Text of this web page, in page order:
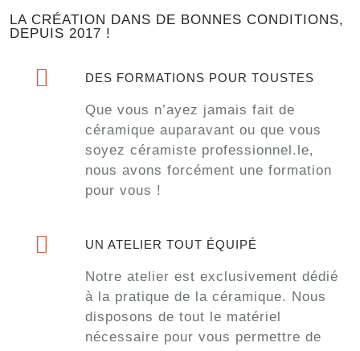
LA CRÉATION DANS DE BONNES CONDITIONS,
DEPUIS 2017 !
DES FORMATIONS POUR TOUSTES
Que vous n’ayez jamais fait de
céramique auparavant ou que vous
soyez céramiste professionnel.le,
nous avons forcément une formation
pour vous !
UN ATELIER TOUT ÉQUIPÉ
Notre atelier est exclusivement dédié
à la pratique de la céramique. Nous
disposons de tout le matériel
nécessaire pour vous permettre de